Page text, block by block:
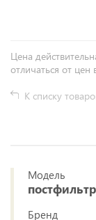
Цена
отличаться от цен
К списку
Модель
Бренд